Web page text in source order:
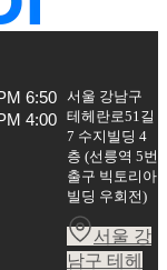
6:50
4:00
서울 강남구
테헤란로51길
7 수지빌딩 4
층 (선릉역 5번
출구 빅토리아
빌딩 우회전)
서울 강
남구 테헤